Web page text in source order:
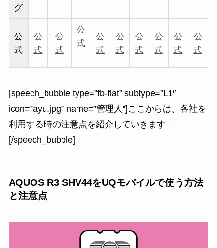
グ
公
式
公
式
公
式
公
式
公
式
公
式
公
式
公
式
公
式
公
式
[speech_bubble type=”fb-flat” subtype=”L1″
icon=”ayu.jpg” name=”管理人”]ここからは、各社を
利用する時の注意点を紹介していきます！
[/speech_bubble]
AQUOS R3 SHV44をUQモバイルで使う方法
と注意点